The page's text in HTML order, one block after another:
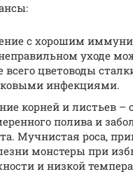
с хорошим
уходе
всего цветоводы
инфекциями.
корней и листьев –
полива и
Мучнистая роса,
монстеры при
и низкой